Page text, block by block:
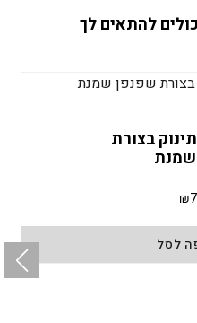
להתאים לך
בצורת
₪
לסל